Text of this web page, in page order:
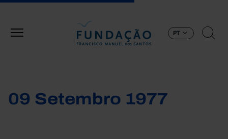
PT
09 Setembro 1977